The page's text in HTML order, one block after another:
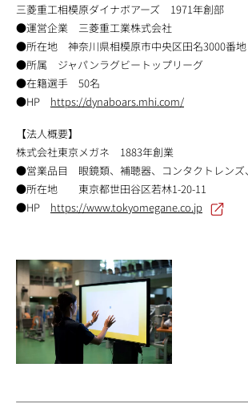
三菱重工相模原ダイナボアーズ 1971年創部
●運営企業 三菱重工業株式会社
●所在地 神奈川県相模原市中央区田名3000番地
●所属 ジャパンラグビートップリーグ
●在籍選手 50名
●HP https://dynaboars.mhi.com/
【法人概要】
株式会社東京メガネ 1883年創業
●営業品目 眼鏡類、補聴器、コンタクトレンズ
●所在地 東京都世田谷区若林1-20-11
●HP https://www.tokyomegane.co.jp